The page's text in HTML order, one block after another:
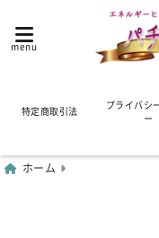
menu
特定商取引法
プライバシ
ー
ホーム